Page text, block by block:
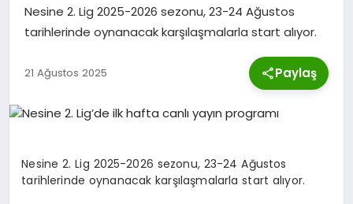
VOLEYBOL
Nesine 2. Lig 2025-2026 sezonu, 23-24 Ağustos
tarihlerinde oynanacak karşılaşmalarla start alıyor.
21 Ağustos 2025 Paylaş
Nesine 2. Lig 2025-2026 sezonu, 23-24 Ağustos
tarihlerinde oynanacak karşılaşmalarla start alıyor.